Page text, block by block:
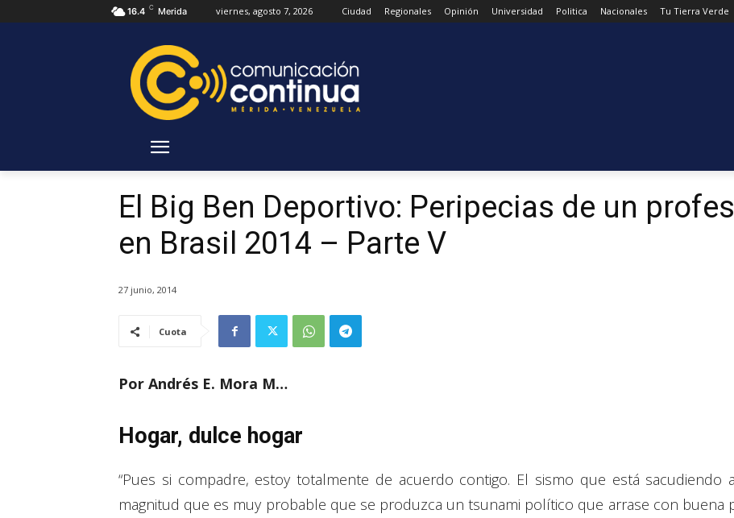
16.4 C Merida viernes, agosto 7, 2026 Ciudad Regionales Opinión Universidad Politica Nacionales Tu Tierra Verde
El Big Ben Deportivo: Peripecias de un
en Brasil 2014 – Parte V
27 junio, 2014
Cuota
Por Andrés E. Mora M…
Hogar, dulce hogar
“Pues si compadre, estoy totalmente de acuerdo contigo. El sismo que está sacudiendo
magnitud que es muy probable que se produzca un tsunami político que arrase con